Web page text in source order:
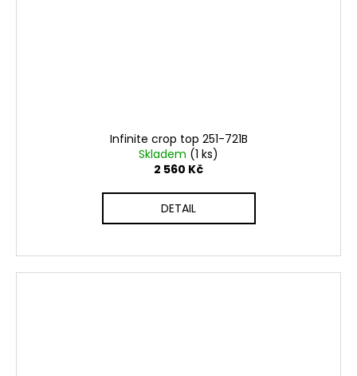
Infinite crop top 251-721B
Skladem (1 ks)
2 560 Kč
DETAIL